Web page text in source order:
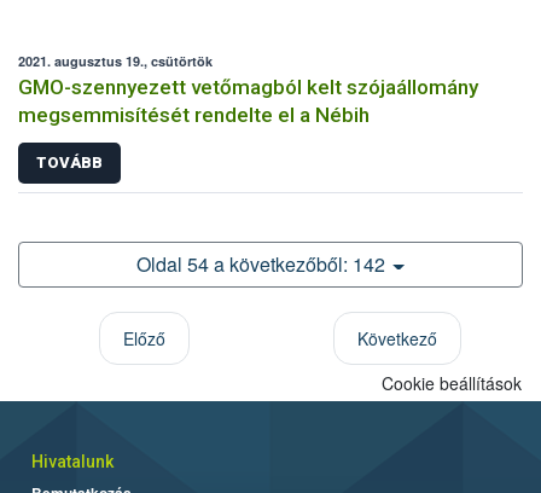
2021. augusztus 19., csütörtök
GMO-szennyezett vetőmagból kelt szójaállomány
megsemmisítését rendelte el a Nébih
TOVÁBB
Oldal 54 a következőből: 142
Előző
Következő
Cookie beállítások
Hivatalunk